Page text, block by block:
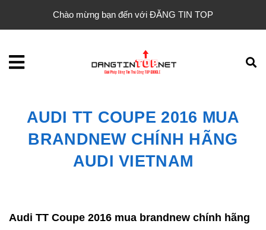
Chào mừng bạn đến với ĐĂNG TIN TOP
AUDI TT COUPE 2016 MUA
BRANDNEW CHÍNH HÃNG
AUDI VIETNAM
Audi TT Coupe 2016 mua brandnew chính hãng